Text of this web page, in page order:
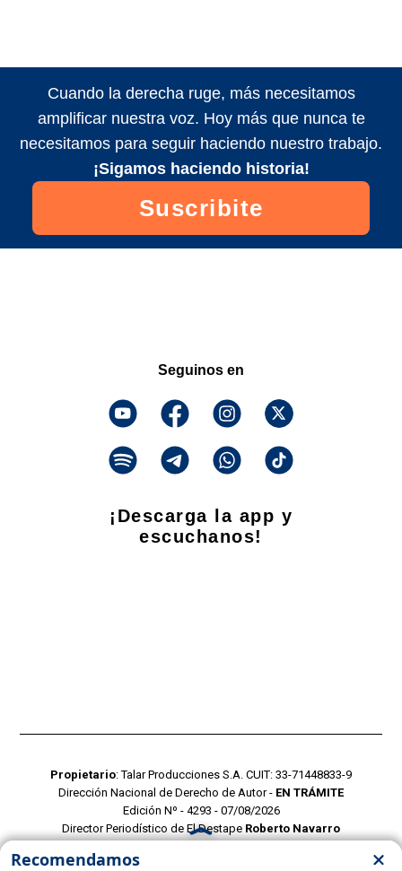
Cuando la derecha ruge, más necesitamos
amplificar nuestra voz. Hoy más que nunca te
necesitamos para seguir haciendo nuestro trabajo.
¡Sigamos haciendo historia!
Suscribite
Seguinos en
¡Descarga la app y
escuchanos!
Propietario: Talar Producciones S.A. CUIT: 33-71448833-9
Dirección Nacional de Derecho de Autor - EN TRÁMITE
Edición Nº - 4293 - 07/08/2026
Director Periodístico de El Destape Roberto Navarro